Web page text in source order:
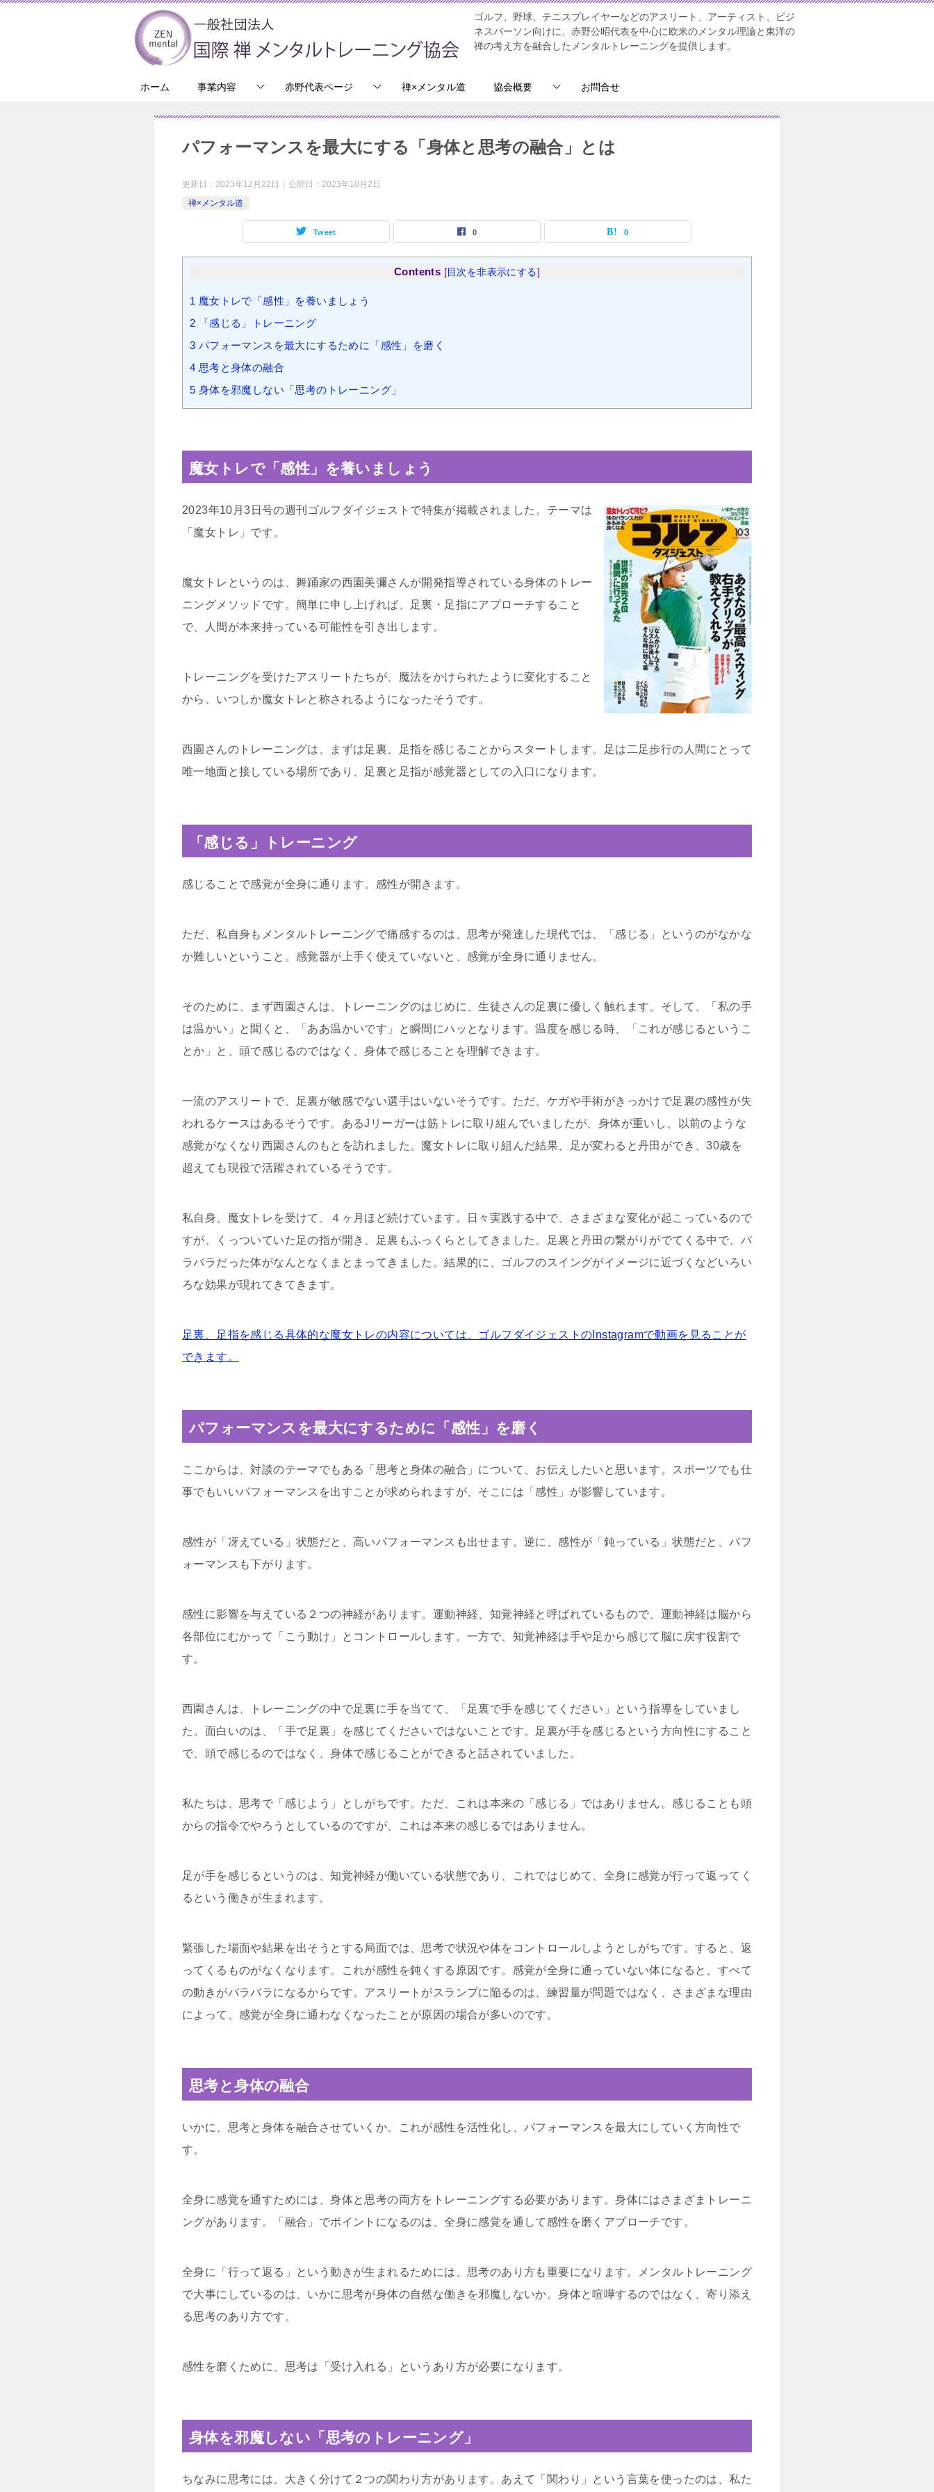
ゴルフ、野球、テニスプレイヤーなどのアスリート、アーティスト、ビジ
ネスパーソン向けに、赤野公昭代表を中心に欧米のメンタル理論と東洋の
禅の考え方を融合したメンタルトレーニングを提供します。
ホーム 事業内容 赤野代表ページ 禅×メンタル道 協会概要 お問合せ
パフォーマンスを最大にする「身体と思考の融合」とは
更新日： 2023年12月22日 公開日： 2023年10月2日
禅×メンタル道
Tweet 0 0
Contents [目次を非表示にする]
1 魔女トレで「感性」を養いましょう
2 「感じる」トレーニング
3 パフォーマンスを最大にするために「感性」を磨く
4 思考と身体の融合
5 身体を邪魔しない「思考のトレーニング」
魔女トレで「感性」を養いましょう
2023年10月3日号の週刊ゴルフダイジェストで特集が掲載されました。テーマは
「魔女トレ」です。
魔女トレというのは、舞踊家の西園美彌さんが開発指導されている身体のトレー
ニングメソッドです。簡単に申し上げれば、足裏・足指にアプローチすること
で、人間が本来持っている可能性を引き出します。
トレーニングを受けたアスリートたちが、魔法をかけられたように変化すること
から、いつしか魔女トレと称されるようになったそうです。
西園さんのトレーニングは、まずは足裏、足指を感じることからスタートします。足は二足歩行の人間にとって
唯一地面と接している場所であり、足裏と足指が感覚器としての入口になります。
「感じる」トレーニング
感じることで感覚が全身に通ります。感性が開きます。
ただ、私自身もメンタルトレーニングで痛感するのは、思考が発達した現代では、「感じる」というのがなかな
か難しいということ。感覚器が上手く使えていないと、感覚が全身に通りません。
そのために、まず西園さんは、トレーニングのはじめに、生徒さんの足裏に優しく触れます。そして、「私の手
は温かい」と聞くと、「ああ温かいです」と瞬間にハッとなります。温度を感じる時、「これが感じるというこ
とか」と、頭で感じるのではなく、身体で感じることを理解できます。
一流のアスリートで、足裏が敏感でない選手はいないそうです。ただ、ケガや手術がきっかけで足裏の感性が失
われるケースはあるそうです。あるJリーガーは筋トレに取り組んでいましたが、身体が重いし、以前のような
感覚がなくなり西園さんのもとを訪れました。魔女トレに取り組んだ結果、足が変わると丹田ができ、30歳を
超えても現役で活躍されているそうです。
私自身、魔女トレを受けて、４ヶ月ほど続けています。日々実践する中で、さまざまな変化が起こっているので
すが、くっついていた足の指が開き、足裏もふっくらとしてきました。足裏と丹田の繋がりがでてくる中で、バ
ラバラだった体がなんとなくまとまってきました。結果的に、ゴルフのスイングがイメージに近づくなどいろい
ろな効果が現れてきてきます。
足裏、足指を感じる具体的な魔女トレの内容については、ゴルフダイジェストのInstagramで動画を見ることが
できます。
パフォーマンスを最大にするために「感性」を磨く
ここからは、対談のテーマでもある「思考と身体の融合」について、お伝えしたいと思います。スポーツでも仕
事でもいいパフォーマンスを出すことが求められますが、そこには「感性」が影響しています。
感性が「冴えている」状態だと、高いパフォーマンスも出せます。逆に、感性が「鈍っている」状態だと、パフ
ォーマンスも下がります。
感性に影響を与えている２つの神経があります。運動神経、知覚神経と呼ばれているもので、運動神経は脳から
各部位にむかって「こう動け」とコントロールします。一方で、知覚神経は手や足から感じて脳に戻す役割で
す。
西園さんは、トレーニングの中で足裏に手を当てて、「足裏で手を感じてください」という指導をしていまし
た。面白いのは、「手で足裏」を感じてくださいではないことです。足裏が手を感じるという方向性にすること
で、頭で感じるのではなく、身体で感じることができると話されていました。
私たちは、思考で「感じよう」としがちです。ただ、これは本来の「感じる」ではありません。感じることも頭
からの指令でやろうとしているのですが、これは本来の感じるではありません。
足が手を感じるというのは、知覚神経が働いている状態であり、これではじめて、全身に感覚が行って返ってく
るという働きが生まれます。
緊張した場面や結果を出そうとする局面では、思考で状況や体をコントロールしようとしがちです。すると、返
ってくるものがなくなります。これが感性を鈍くする原因です。感覚が全身に通っていない体になると、すべて
の動きがバラバラになるからです。アスリートがスランプに陥るのは、練習量が問題ではなく、さまざまな理由
によって、感覚が全身に通わなくなったことが原因の場合が多いのです。
思考と身体の融合
いかに、思考と身体を融合させていくか。これが感性を活性化し、パフォーマンスを最大にしていく方向性で
す。
全身に感覚を通すためには、身体と思考の両方をトレーニングする必要があります。身体にはさまざまトレーニ
ングがあります。「融合」でポイントになるのは、全身に感覚を通して感性を磨くアプローチです。
全身に「行って返る」という動きが生まれるためには、思考のあり方も重要になります。メンタルトレーニング
で大事にしているのは、いかに思考が身体の自然な働きを邪魔しないか。身体と喧嘩するのではなく、寄り添え
る思考のあり方です。
感性を磨くために、思考は「受け入れる」というあり方が必要になります。
身体を邪魔しない「思考のトレーニング」
ちなみに思考には、大きく分けて２つの関わり方があります。あえて「関わり」という言葉を使ったのは、私た